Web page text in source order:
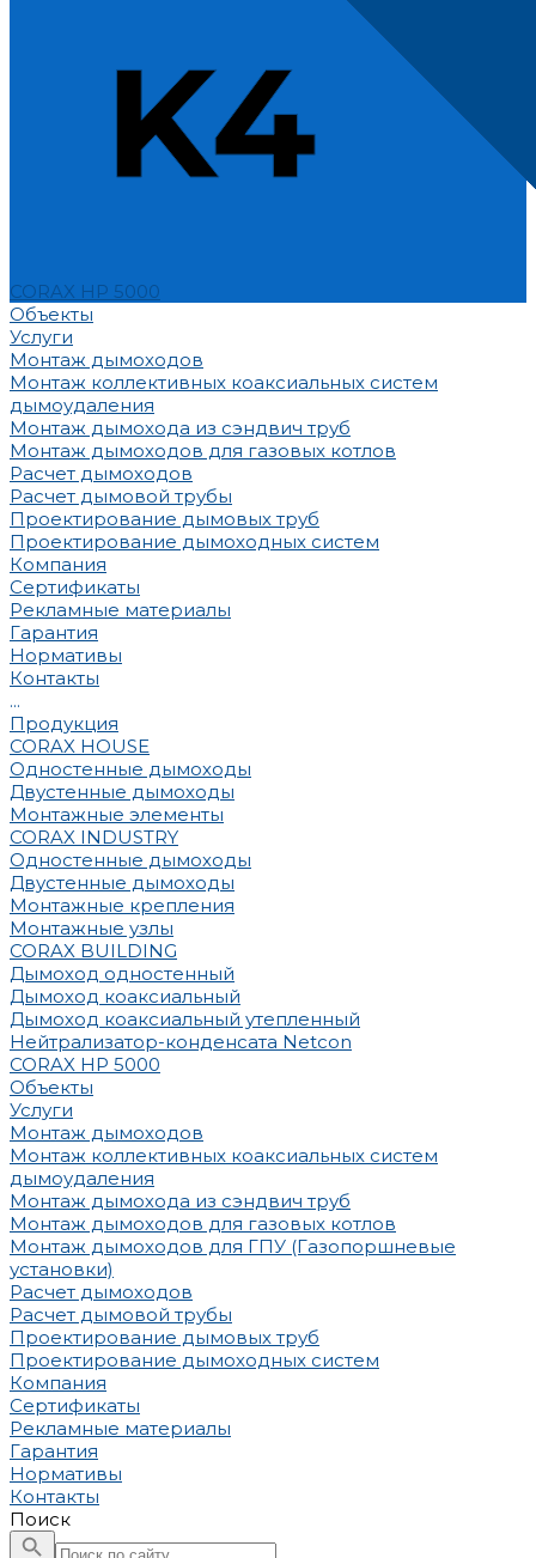
CORAX HP 5000
Объекты
Услуги
Монтаж дымоходов
Монтаж коллективных коаксиальных систем
дымоудаления
Монтаж дымохода из сэндвич труб
Монтаж дымоходов для газовых котлов
Расчет дымоходов
Расчет дымовой трубы
Проектирование дымовых труб
Проектирование дымоходных систем
Компания
Сертификаты
Рекламные материалы
Гарантия
Нормативы
Контакты
...
Продукция
CORAX HOUSE
Одностенные дымоходы
Двустенные дымоходы
Монтажные элементы
CORAX INDUSTRY
Одностенные дымоходы
Двустенные дымоходы
Монтажные крепления
Монтажные узлы
CORAX BUILDING
Дымоход одностенный
Дымоход коаксиальный
Дымоход коаксиальный утепленный
Нейтрализатор-конденсата Netcon
CORAX HP 5000
Объекты
Услуги
Монтаж дымоходов
Монтаж коллективных коаксиальных систем
дымоудаления
Монтаж дымохода из сэндвич труб
Монтаж дымоходов для газовых котлов
Монтаж дымоходов для ГПУ (Газопоршневые
установки)
Расчет дымоходов
Расчет дымовой трубы
Проектирование дымовых труб
Проектирование дымоходных систем
Компания
Сертификаты
Рекламные материалы
Гарантия
Нормативы
Контакты
Поиск